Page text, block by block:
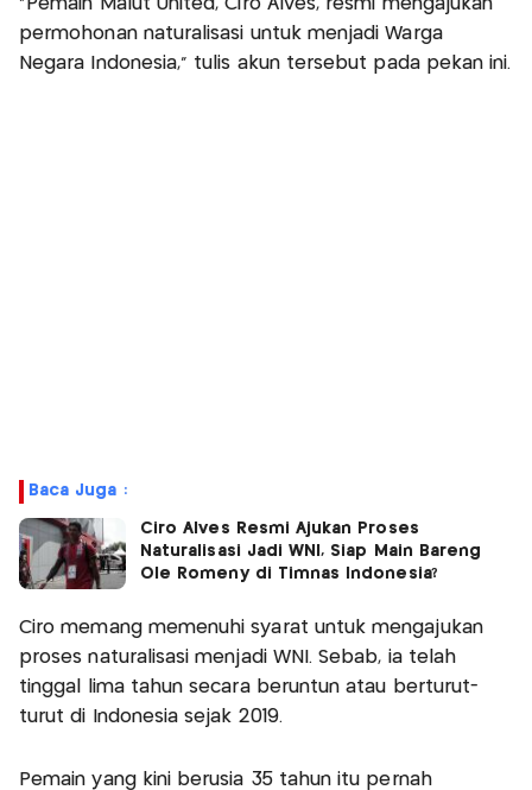
“Pemain Malut United, Ciro Alves, resmi mengajukan
permohonan naturalisasi untuk menjadi Warga
Negara Indonesia,” tulis akun tersebut pada pekan ini.
Baca Juga :
Ciro Alves Resmi Ajukan Proses
Naturalisasi Jadi WNI, Siap Main Bareng
Ole Romeny di Timnas Indonesia?
Ciro memang memenuhi syarat untuk mengajukan
proses naturalisasi menjadi WNI. Sebab, ia telah
tinggal lima tahun secara beruntun atau berturut-
turut di Indonesia sejak 2019.
Pemain yang kini berusia 35 tahun itu pernah